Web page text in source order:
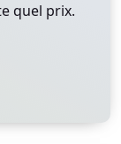
quel prix.